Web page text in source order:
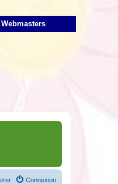
Webmasters
Connexion